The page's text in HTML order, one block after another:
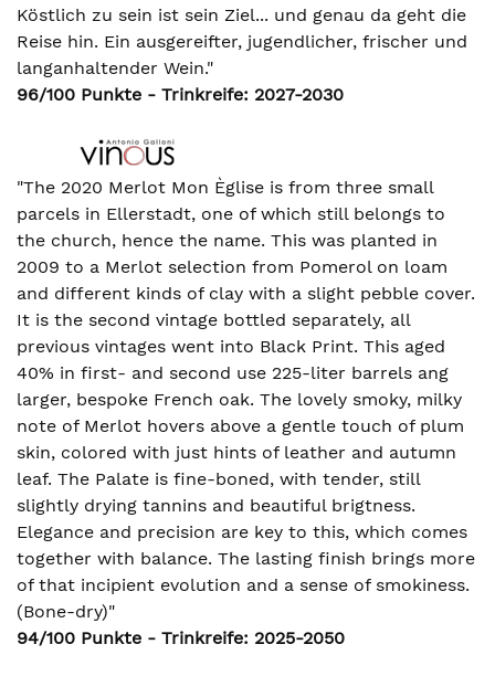
Köstlich zu sein ist sein Ziel... und genau da geht die
Reise hin. Ein ausgereifter, jugendlicher, frischer und
langanhaltender Wein."
96/100 Punkte - Trinkreife: 2027-2030
"The 2020 Merlot Mon Èglise is from three small
parcels in Ellerstadt, one of which still belongs to
the church, hence the name. This was planted in
2009 to a Merlot selection from Pomerol on loam
and different kinds of clay with a slight pebble cover.
It is the second vintage bottled separately, all
previous vintages went into Black Print. This aged
40% in first- and second use 225-liter barrels ang
larger, bespoke French oak. The lovely smoky, milky
note of Merlot hovers above a gentle touch of plum
skin, colored with just hints of leather and autumn
leaf. The Palate is fine-boned, with tender, still
slightly drying tannins and beautiful brigtness.
Elegance and precision are key to this, which comes
together with balance. The lasting finish brings more
of that incipient evolution and a sense of smokiness.
(Bone-dry)"
94/100 Punkte - Trinkreife: 2025-2050